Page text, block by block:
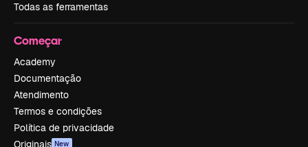
Todas as ferramentas
Começar
Academy
Documentação
Atendimento
Termos e condições
Política de privacidade
Originais New